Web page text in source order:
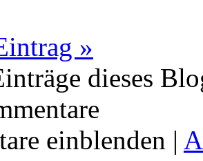
»
dieses
einblenden |